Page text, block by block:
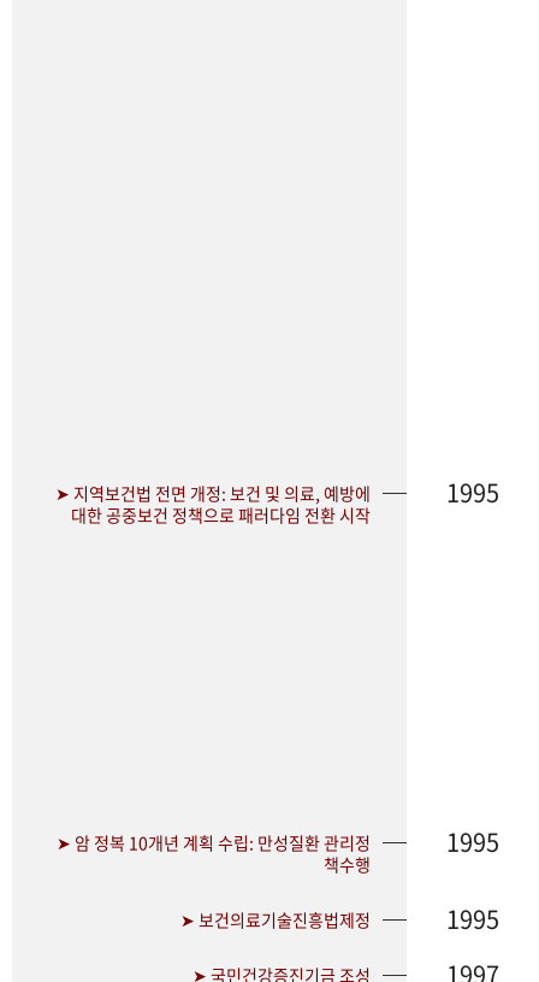
➤ 지역보건법 전면 개정: 보건 및 의료, 예방에
대한 공중보건 정책으로 패러다임 전환 시작
1995
➤ 암 정복 10개년 계획 수립: 만성질환 관리정
책수행
1995
➤ 보건의료기술진흥법제정 1995
➤ 국민건강증진기금 조성 1997